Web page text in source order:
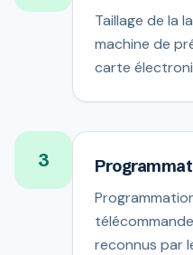
Taillage de la
machine de
carte
3
reconnus par